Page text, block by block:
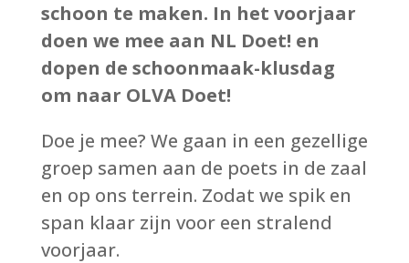
schoon te maken. In het voorjaar
doen we mee aan NL Doet! en
dopen de schoonmaak-klusdag
om naar OLVA Doet!
Doe je mee? We gaan in een gezellige
groep samen aan de poets in de zaal
en op ons terrein. Zodat we spik en
span klaar zijn voor een stralend
voorjaar.